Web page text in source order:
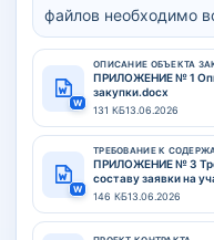
файлов необходимо
W
ОПИСАНИЕ ОБЪЕКТА
ПРИЛОЖЕНИЕ № 1
закупки.docx
131 КБ13.06.2026
W
ПРИЛОЖЕНИЕ № 3
составу заявки на
инструкция по её
146 КБ13.06.2026